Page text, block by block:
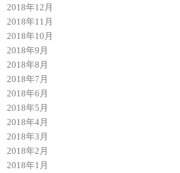
2018年12月
2018年11月
2018年10月
2018年9月
2018年8月
2018年7月
2018年6月
2018年5月
2018年4月
2018年3月
2018年2月
2018年1月